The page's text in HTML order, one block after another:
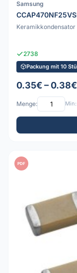
Samsung
2738
Packung mit 10
0.35€ – 0.38€
Menge: Min:
PDF